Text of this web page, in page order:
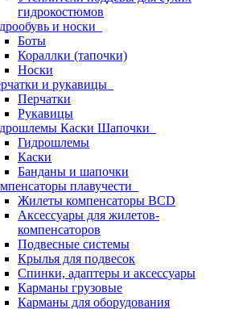
гидрокостюмов
и носки
Боты
Кораллки (тапочки)
Носки
и рукавицы
Перчатки
Рукавицы
Каски Шапочки
Гидрошлемы
Каски
Банданы и шапочки
плавучести
Жилеты компенсаторы BCD
Аксессуары для жилетов-
компенсаторов
Подвесные системы
Крылья для подвесок
Спинки, адаптеры и аксессуары
Карманы грузовые
Карманы для оборудования